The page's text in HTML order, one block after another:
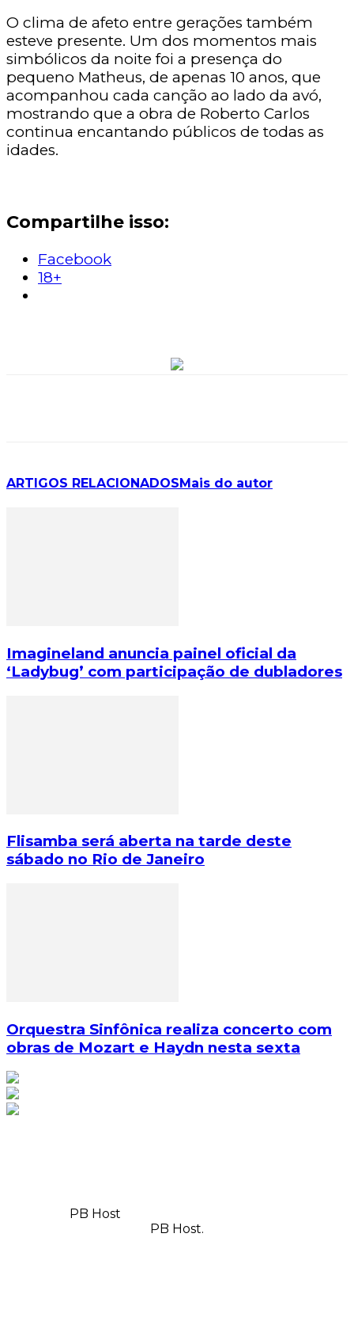
O clima de afeto entre gerações também
esteve presente. Um dos momentos mais
simbólicos da noite foi a presença do
pequeno Matheus, de apenas 10 anos, que
acompanhou cada canção ao lado da avó,
mostrando que a obra de Roberto Carlos
continua encantando públicos de todas as
idades.
Compartilhe isso:
Facebook
18+
ARTIGOS RELACIONADOSMais do autor
Imagineland anuncia painel oficial da
‘Ladybug’ com participação de dubladores
Flisamba será aberta na tarde deste
sábado no Rio de Janeiro
Orquestra Sinfônica realiza concerto com
obras de Mozart e Haydn nesta sexta
PB Host
PB Host.